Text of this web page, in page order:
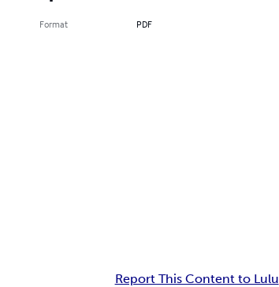
Format PDF
Report This Content to Lulu